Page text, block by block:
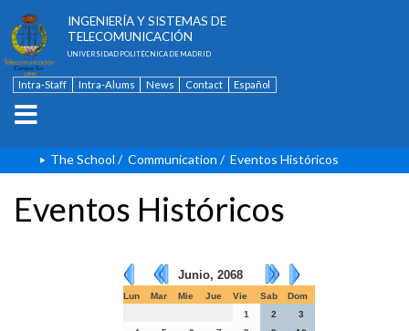
INGENIERÍA Y SISTEMAS DE
TELECOMUNICACIÓN
UNIVERSIDAD POLITÉCNICA DE MADRID
Intra-Staff Intra-Alums News Contact Español
The School / Communication / Eventos Históricos
Eventos Históricos
Junio, 2068
Lun Mar Mie Jue Vie Sab
Dom
1
2
3